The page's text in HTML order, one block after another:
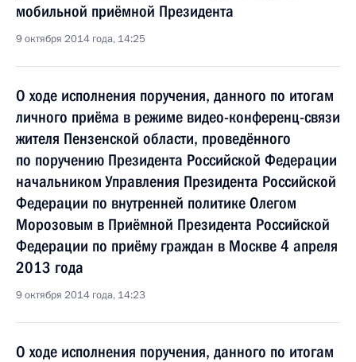
мобильной приёмной Президента
9 октября 2014 года, 14:25
О ходе исполнения поручения, данного по итогам
личного приёма в режиме видео-конференц-связи
жителя Пензенской области, проведённого
по поручению Президента Российской Федерации
начальником Управления Президента Российской
Федерации по внутренней политике Олегом
Морозовым в Приёмной Президента Российской
Федерации по приёму граждан в Москве 4 апреля
2013 года
9 октября 2014 года, 14:23
О ходе исполнения поручения, данного по итогам